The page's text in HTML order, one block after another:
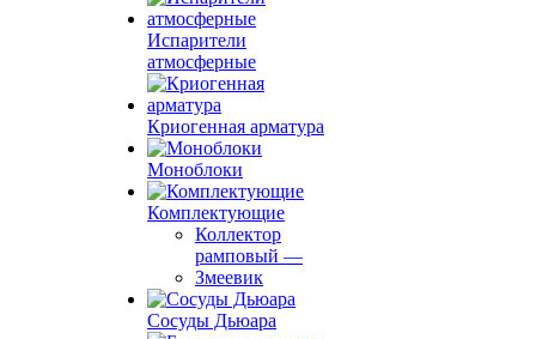
Испарители
атмосферные
Криогенная арматура
Моноблоки
Комплектующие
Коллектор
рамповый —
Змеевик
Сосуды Дьюара